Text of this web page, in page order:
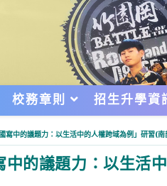
校務章則 招生升學
寫中的議題力：以生活中的人權跨域為例」研習(南
的議題力：以生活